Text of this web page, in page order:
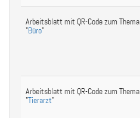
Arbeitsblatt mit QR-Code zum Thema
"Büro"
Arbeitsblatt mit QR-Code zum Thema
"Tierarzt"